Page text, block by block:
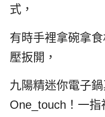
式，
有時手裡拿碗拿
壓扳開，
九陽精迷你電子
One_touch！一